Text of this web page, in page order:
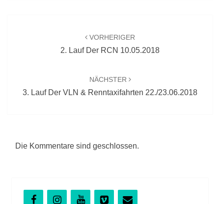
VORHERIGER
2. Lauf Der RCN 10.05.2018
NÄCHSTER
3. Lauf Der VLN & Renntaxifahrten 22./23.06.2018
Die Kommentare sind geschlossen.